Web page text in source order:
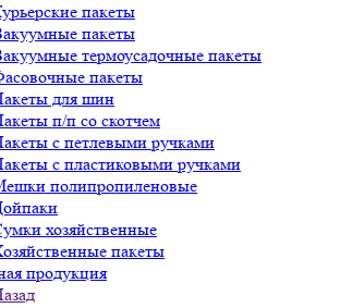
пакеты
пакеты
термоусадочные пакеты
пакеты
для шин
п/п со скотчем
с петлевыми ручками
с пластиковыми ручками
полипропиленовые
хозяйственные
пакеты
продукция